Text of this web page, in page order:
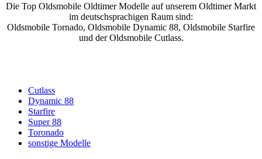
Die Top Oldsmobile Oldtimer Modelle auf unserem Oldtimer Markt
im deutschsprachigen Raum sind:
Oldsmobile Tornado, Oldsmobile Dynamic 88, Oldsmobile Starfire
und der Oldsmobile Cutlass.
Cutlass
Dynamic 88
Starfire
Super 88
Toronado
sonstige Modelle